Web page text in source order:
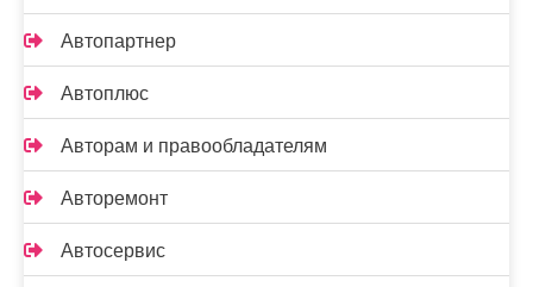
Автопартнер
Автоплюс
Авторам и правообладателям
Авторемонт
Автосервис